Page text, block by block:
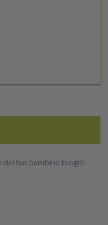
del tuo bambino in ogni